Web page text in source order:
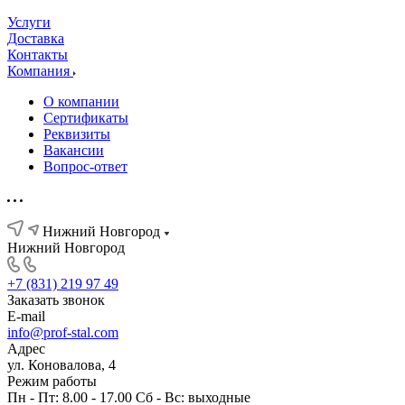
Услуги
Доставка
Контакты
Компания
О компании
Сертификаты
Реквизиты
Вакансии
Вопрос-ответ
Нижний Новгород
Нижний Новгород
+7 (831) 219 97 49
Заказать звонок
E-mail
info@prof-stal.com
Адрес
ул. Коновалова, 4
Режим работы
Пн - Пт: 8.00 - 17.00 Сб - Вс: выходные